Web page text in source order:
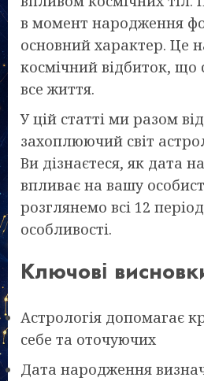
в момент народження
основний характер. Це
космічний відбиток, що
все життя.
У цій статті ми разом
захоплюючий світ
Ви дізнаєтеся, як дата
впливає на вашу
розглянемо всі 12
особливості.
Ключові
Астрологія допомагає
себе та оточуючих
Дата народження